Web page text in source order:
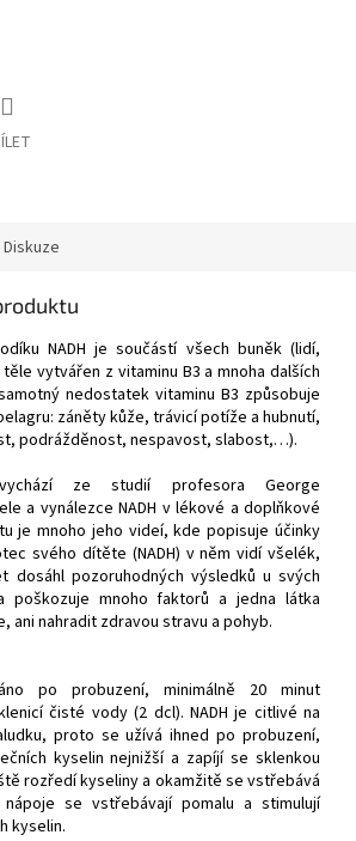
Diskuze
NADH je součástí všech buněk (lidí,
vytvářen z vitaminu B3 a mnoha dalších
nedostatek vitaminu B3 způsobuje
záněty kůže, trávicí potíže a hubnutí,
podrážděnost, nespavost, slabost,…).
ze studií profesora George
a vynálezce NADH v lékové a doplňkové
je mnoho jeho videí, kde popisuje účinky
svého dítěte (NADH) v něm vidí všelék,
dosáhl pozoruhodných výsledků u svých
poškozuje mnoho faktorů a jedna látka
ani nahradit zdravou stravu a pohyb.
po probuzení, minimálně 20 minut
čisté vody (2 dcl). NADH je citlivé na
proto se užívá ihned po probuzení,
kyselin nejnižší a zapíjí se sklenkou
rozředí kyseliny a okamžitě se vstřebává
nápoje se vstřebávají pomalu a stimulují
kyselin.